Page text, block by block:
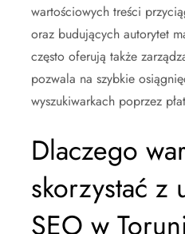
wartościowych treści
oraz budujących autorytet
często oferują także
pozwala na szybkie
wyszukiwarkach poprzez
Dlaczego
skorzystać z
SEO w